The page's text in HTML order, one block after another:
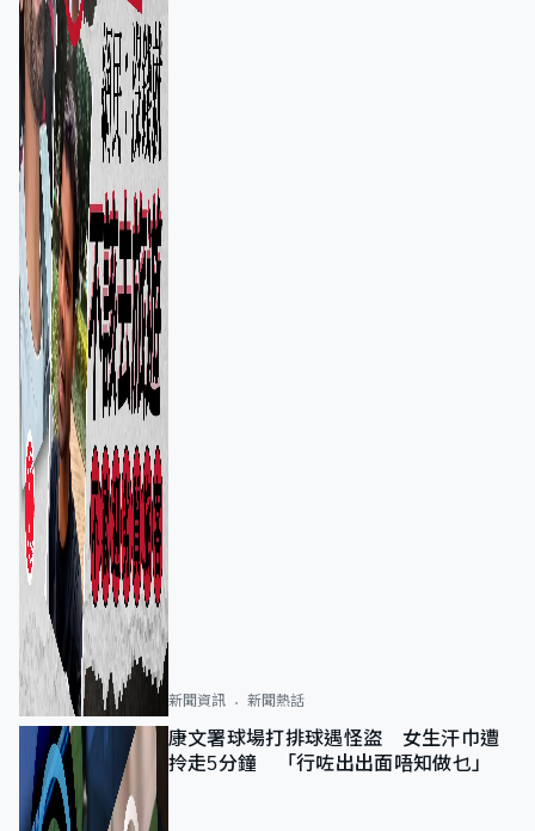
新聞資訊 新聞熱話
康文署球場打排球遇怪盜 女生汗巾遭
拎走5分鐘 「行咗出出面唔知做乜」